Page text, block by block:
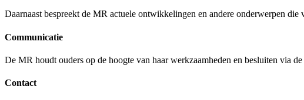
Daarnaast bespreekt de MR actuele ontwikkelingen en andere onderwerpen
Communicatie
De MR houdt ouders op de hoogte van haar werkzaamheden en besluiten via
Contact